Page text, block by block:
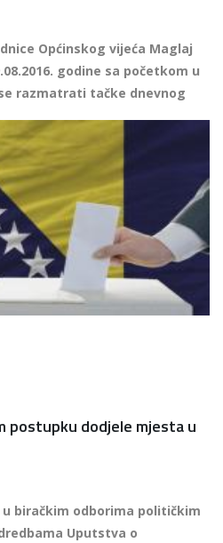
Općinskog vijeća Maglaj
godine sa početkom u
razmatrati tačke dnevnog
postupku dodjele mjesta u
biračkim odborima političkim
Uputstva o